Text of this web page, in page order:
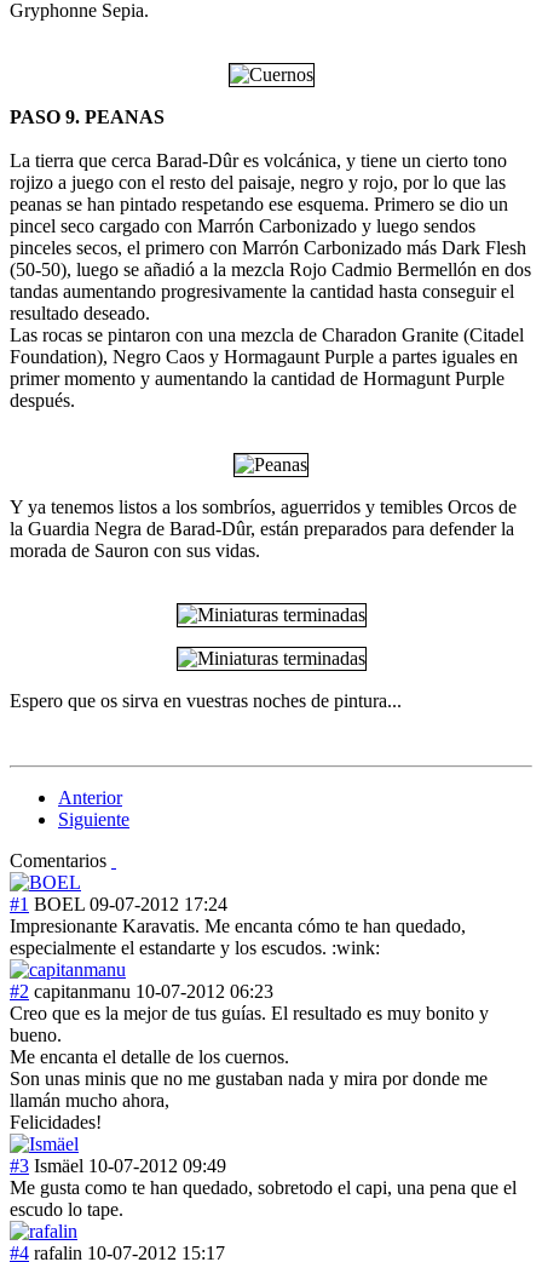
Gryphonne Sepia.
PASO 9. PEANAS
La tierra que cerca Barad-Dûr es volcánica, y tiene un cierto tono
rojizo a juego con el resto del paisaje, negro y rojo, por lo que las
peanas se han pintado respetando ese esquema. Primero se dio un
pincel seco cargado con Marrón Carbonizado y luego sendos
pinceles secos, el primero con Marrón Carbonizado más Dark Flesh
(50-50), luego se añadió a la mezcla Rojo Cadmio Bermellón en dos
tandas aumentando progresivamente la cantidad hasta conseguir el
resultado deseado.
Las rocas se pintaron con una mezcla de Charadon Granite (Citadel
Foundation), Negro Caos y Hormagaunt Purple a partes iguales en
primer momento y aumentando la cantidad de Hormagunt Purple
después.
Y ya tenemos listos a los sombríos, aguerridos y temibles Orcos de
la Guardia Negra de Barad-Dûr, están preparados para defender la
morada de Sauron con sus vidas.
Espero que os sirva en vuestras noches de pintura...
Anterior
Siguiente
Comentarios
#1 BOEL 09-07-2012 17:24
Impresionante Karavatis. Me encanta cómo te han quedado,
especialmente el estandarte y los escudos. :wink:
#2 capitanmanu 10-07-2012 06:23
Creo que es la mejor de tus guías. El resultado es muy bonito y
bueno.
Me encanta el detalle de los cuernos.
Son unas minis que no me gustaban nada y mira por donde me
llamán mucho ahora,
Felicidades!
#3 Ismäel 10-07-2012 09:49
Me gusta como te han quedado, sobretodo el capi, una pena que el
escudo lo tape.
#4 rafalin 10-07-2012 15:17